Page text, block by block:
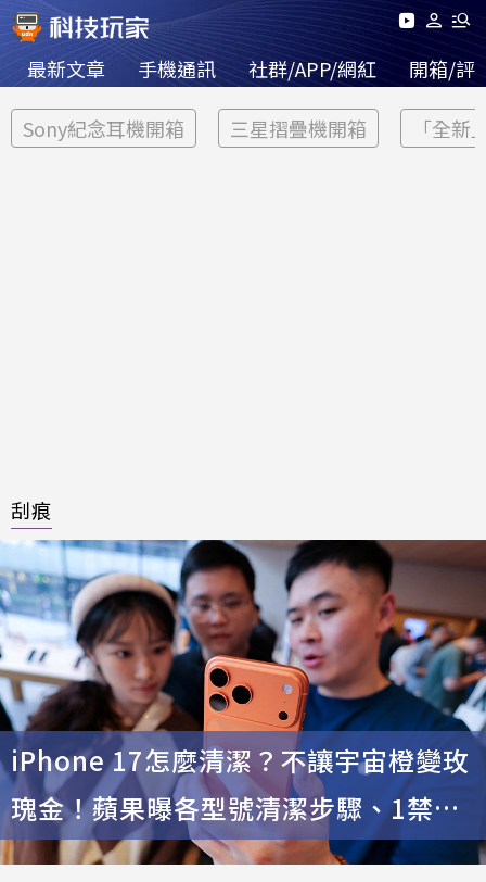
最新文章 手機通訊 社群/APP/網紅 開箱/評
Sony紀念耳機開箱 三星摺疊機開箱 「全新
刮痕
iPhone 17怎麼清潔？不讓宇宙橙變玫
瑰金！蘋果曝各型號清潔步驟、1禁忌
傷手機